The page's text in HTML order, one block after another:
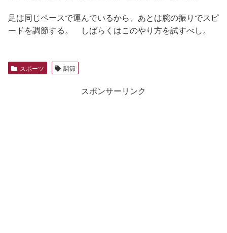
足は同じペースで運んでいるから、あとは腕の振りでスピ
ードを調節する。 しばらくはこのやり方を試すべし。
スポーツ 調節
スポンサーリンク